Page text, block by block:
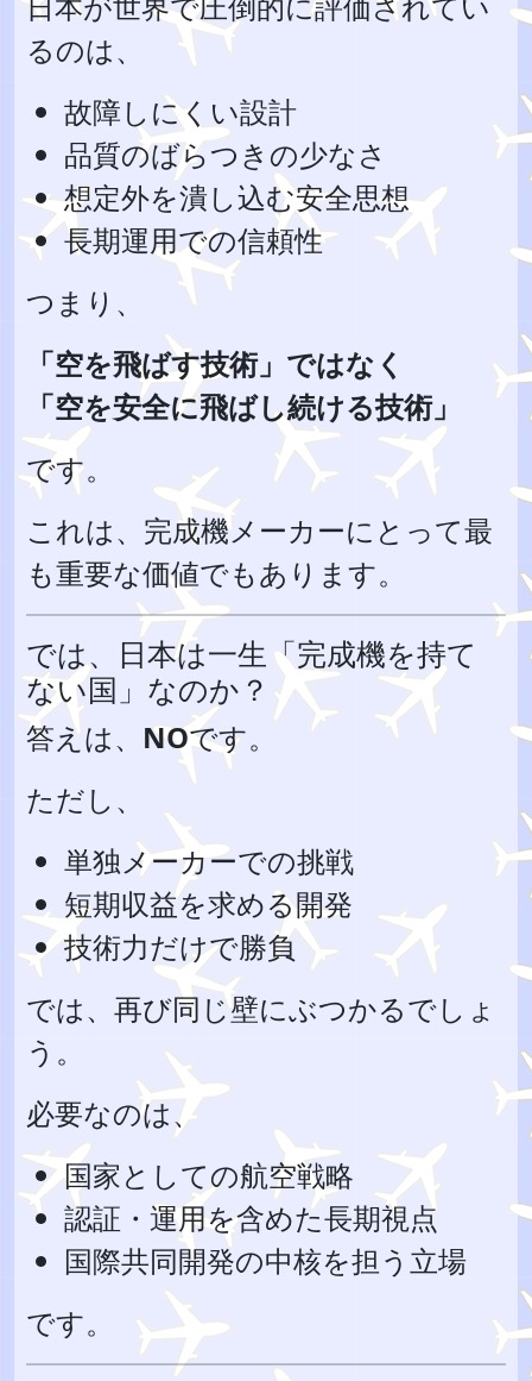
るのは、
故障しにくい設計
品質のばらつきの少なさ
想定外を潰し込む安全思想
長期運用での信頼性
つまり、
「空を飛ばす技術」ではなく
「空を安全に飛ばし続ける技術」
です。
これは、完成機メーカーにとって最
も重要な価値でもあります。
では、日本は一生「完成機を持て
ない国」なのか？
答えは、 NOです。
ただし、
単独メーカーでの挑戦
短期収益を求める開発
技術力だけで勝負
では、再び同じ壁にぶつかるでしょ
う。
必要なのは、
国家としての航空戦略
認証・運用を含めた長期視点
国際共同開発の中核を担う立場
です。